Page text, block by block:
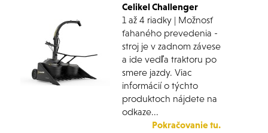
Celikel Challenger
1 až 4 riadky | Možnosť
ťahaného prevedenia -
stroj je v zadnom závese
a ide vedľa traktoru po
smere jazdy. Viac
informácií o týchto
produktoch nájdete na
odkaze...
Pokračovanie tu.